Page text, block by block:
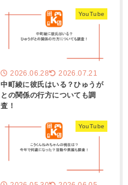
YouTube
2026.06.28 2026.07.21
中町綾に彼氏はいる？ひゅうが
との関係の行方についても調
査！
YouTube